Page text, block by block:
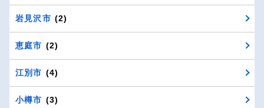
岩見沢市 (2)
恵庭市 (2)
江別市 (4)
小樽市 (3)